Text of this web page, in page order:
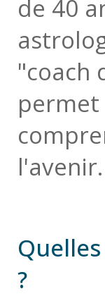
de 40
"coach
l'avenir.
?